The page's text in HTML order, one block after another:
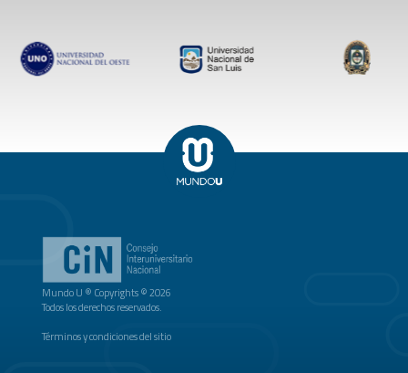
Mundo U ® Copyrights © 2026
Todos los derechos reservados.
Términos y condiciones del sitio